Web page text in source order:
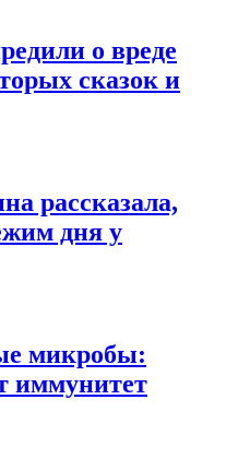
о вреде
сказок и
рассказала,
дня у
микробы:
иммунитет